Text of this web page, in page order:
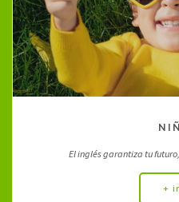
El inglés garantiza tu
+